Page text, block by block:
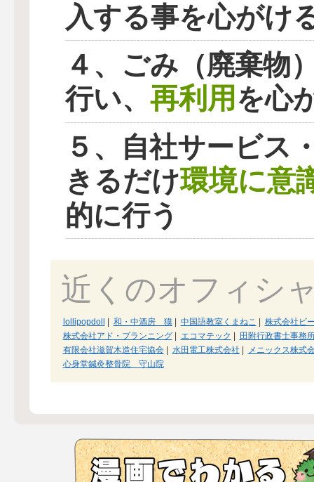
入する事を心がけ
４、ごみ（廃棄物
行い、 再利用を心
５、自社サービス
きるだけ環境に意
的に行う
近くのオフィシ
lollipopdoll 和・中酒房 獏| 中国語教室くまねこ
株式会社ビ
株式会社アド・プランニング| エコマテック
田附行政書士事務
有限会社滋賀木造住宅協会| 水田電工株式会社
メニックス株式
心身堂鍼灸整骨院 守山院